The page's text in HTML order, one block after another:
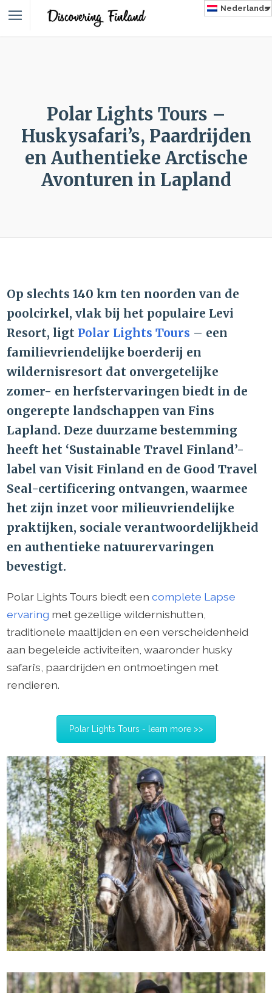
Nederlands
Polar Lights Tours –
Huskysafari’s, Paardrijden
en Authentieke Arctische
Avonturen in Lapland
Op slechts 140 km ten noorden van de
poolcirkel, vlak bij het populaire Levi
Resort, ligt Polar Lights Tours – een
familievriendelijke boerderij en
wildernisresort dat onvergetelijke
zomer- en herfstervaringen biedt in de
ongerepte landschappen van Fins
Lapland. Deze duurzame bestemming
heeft het ‘Sustainable Travel Finland’-
label van Visit Finland en de Good Travel
Seal-certificering ontvangen, waarmee
het zijn inzet voor milieuvriendelijke
praktijken, sociale verantwoordelijkheid
en authentieke natuurervaringen
bevestigt.
Polar Lights Tours biedt een complete Lapse
ervaring met gezellige wildernishutten,
traditionele maaltijden en een verscheidenheid
aan begeleide activiteiten, waaronder husky
safari’s, paardrijden en ontmoetingen met
rendieren.
Polar Lights Tours - learn more >>